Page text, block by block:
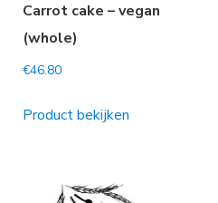
Carrot cake – vegan
(whole)
€46.80
Product bekijken